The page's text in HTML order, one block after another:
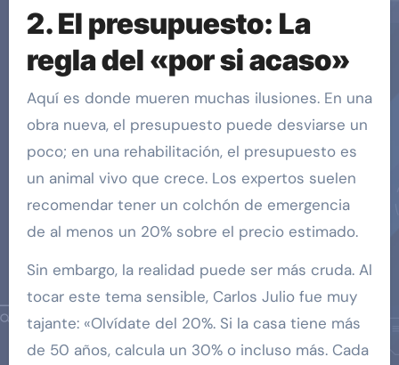
2. El presupuesto: La
regla del «por si acaso»
Aquí es donde mueren muchas ilusiones. En una
obra nueva, el presupuesto puede desviarse un
poco; en una rehabilitación, el presupuesto es
un animal vivo que crece. Los expertos suelen
recomendar tener un colchón de emergencia
de al menos un 20% sobre el precio estimado.
Sin embargo, la realidad puede ser más cruda. Al
tocar este tema sensible, Carlos Julio fue muy
tajante: «Olvídate del 20%. Si la casa tiene más
de 50 años, calcula un 30% o incluso más. Cada